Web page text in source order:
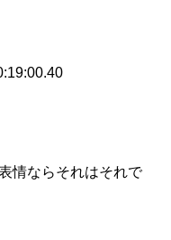
情ならそれはそれで